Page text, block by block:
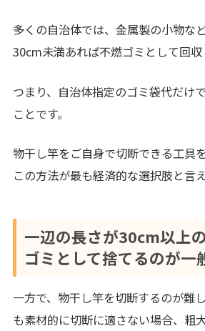
多くの自治体では、金属製の小物な
30cm未満あれば不燃ゴミとして回収
つまり、自治体指定のゴミ袋代だけ
ことです。
物干し竿をご自身で切断できる工具
この方法が最も経済的な選択肢と言
一辺の長さが30cm以上
ゴミとして捨てるのが一
一方で、物干し竿を切断するのが難
も素材的に切断に適さない場合、粗